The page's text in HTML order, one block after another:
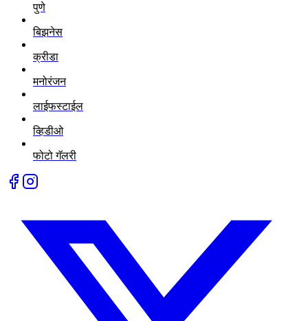
पुणे
बिझनेस
क्रीडा
मनोरंजन
लाईफस्टाईल
व्हिडीओ
फोटो गॅलरी